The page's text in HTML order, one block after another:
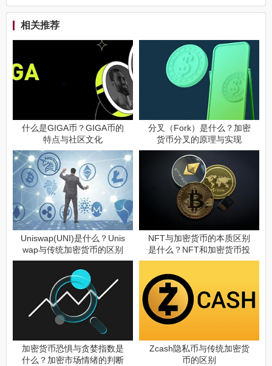
相关推荐
什么是GIGA币？GIGA币的
特点与社区文化
分叉（Fork）是什么？加密
货币分叉的原理与实现
Uniswap(UNI)是什么？Unis
wap与传统加密货币的区别
NFT与加密货币的本质区别
是什么？NFT和加密货币投
资前须知
加密货币恐惧与贪婪指数是
什么？加密市场情绪的判断
Zcash隐私币与传统加密货
币的区别